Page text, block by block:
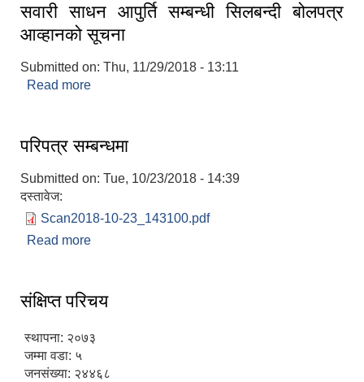
सवारी साधन आपुर्ति सम्बन्धी सिलबन्दी बोलपत्र
आव्हानको सूचना
Submitted on: Thu, 11/29/2018 - 13:11
Read more
परिपत्र सम्बन्धमा
Submitted on: Tue, 10/23/2018 - 14:39
दस्तावेज:
Scan2018-10-23_143100.pdf
Read more
संक्षिप्त परिचय
स्थापना: २०७३
जम्मा वडा: ५
जनसंख्या: २४४६८